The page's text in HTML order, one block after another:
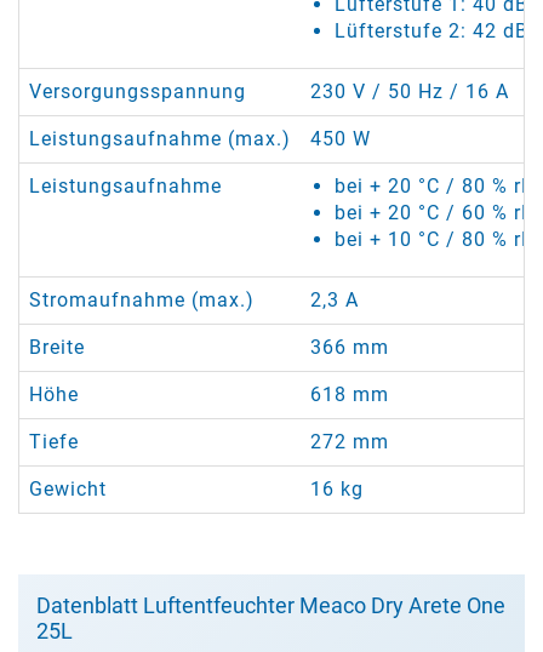
Lüfterstufe 2: 42
Versorgungsspannung 230 V / 50 Hz / 16 A
Leistungsaufnahme (max.) 450 W
Leistungsaufnahme
bei + 20 °C / 80 %
bei + 20 °C / 60 %
bei + 10 °C / 80 %
Stromaufnahme (max.) 2,3 A
Breite 366 mm
Höhe 618 mm
Tiefe 272 mm
Gewicht 16 kg
Datenblatt Luftentfeuchter Meaco Dry Arete One
25L